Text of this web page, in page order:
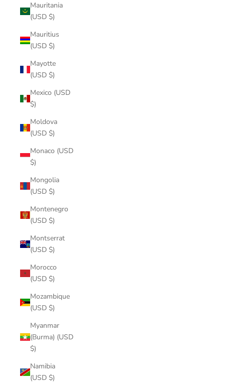
Mauritania
(USD $)
Mauritius
(USD $)
Mayotte
(USD $)
Mexico (USD
$)
Moldova
(USD $)
Monaco (USD
$)
Mongolia
(USD $)
Montenegro
(USD $)
Montserrat
(USD $)
Morocco
(USD $)
Mozambique
(USD $)
Myanmar
(Burma) (USD
$)
Namibia
(USD $)